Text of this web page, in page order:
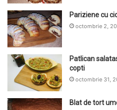
Pariziene cu
octombrie 2,
Patlican
copti
octombrie 31,
Blat de tort